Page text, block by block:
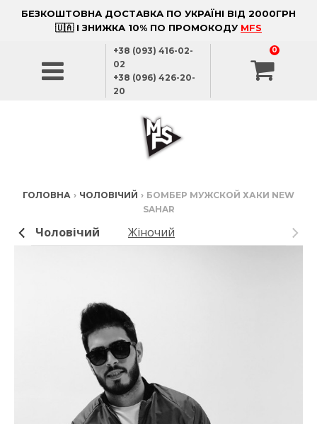
БЕЗКОШТОВНА ДОСТАВКА ПО УКРАЇНІ ВІД 2000ГРН
🇺🇦 І ЗНИЖКА 10% ПО ПРОМОКОДУ MFS
+38 (093) 416-02-
02
+38 (096) 426-20-
20
0
ГОЛОВНА › ЧОЛОВІЧИЙ › БОМБЕР МУЖСКОЙ ХАКИ NEW
SAHAR
Чоловічий Жіночий